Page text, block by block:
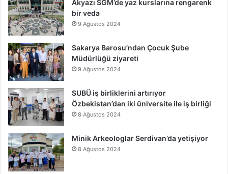
Akyazı SGM’de yaz kurslarına rengarenk
bir veda
9 Ağustos 2024
Sakarya Barosu’ndan Çocuk Şube
Müdürlüğü ziyareti
9 Ağustos 2024
SUBÜ iş birliklerini artırıyor
Özbekistan’dan iki üniversite ile iş birliği
8 Ağustos 2024
Minik Arkeologlar Serdivan’da yetişiyor
8 Ağustos 2024